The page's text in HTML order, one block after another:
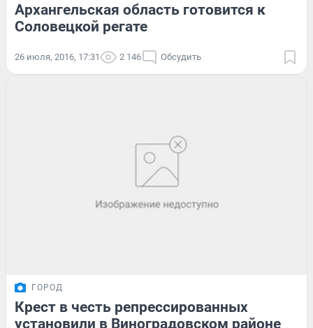
Архангельская область готовится к
Соловецкой регате
26 июля, 2016, 17:31 2 146 Обсудить
ГОРОД
Крест в честь репрессированных
установили в Виноградовском районе